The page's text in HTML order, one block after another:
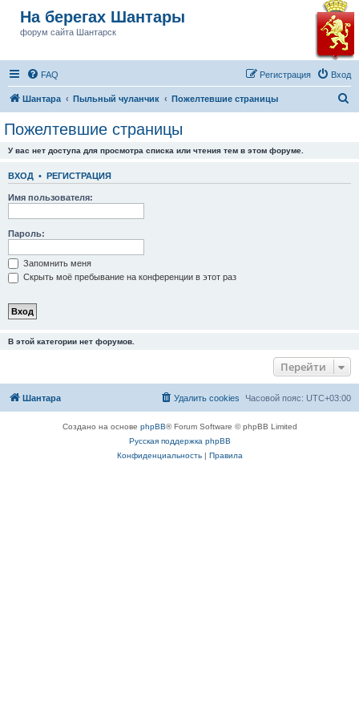
На берегах Шантары
форум сайта Шантарск
FAQ Вход
Регистрация
Шантара Пыльный чуланчик Пожелтевшие страницы
Пожелтевшие страницы
У вас нет доступа для просмотра списка или чтения тем в этом форуме.
ВХОД • РЕГИСТРАЦИЯ
Имя пользователя:
Пароль:
Запомнить меня
Скрыть моё пребывание на конференции в этот раз
В этой категории нет форумов.
Перейти
Шантара Часовой пояс: UTC+03:00
Удалить cookies
Создано на основе phpBB® Forum Software © phpBB Limited
Русская поддержка phpBB
Конфиденциальность| Правила